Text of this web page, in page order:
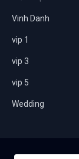
Vinh Danh
vip 1
vip 3
vip 5
Wedding